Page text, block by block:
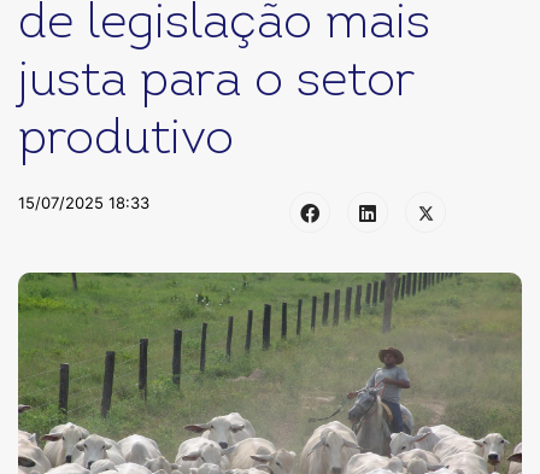
de legislação mais
justa para o setor
produtivo
15/07/2025 18:33